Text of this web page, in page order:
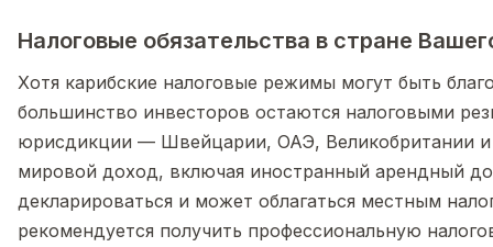
Налоговые обязательства в стране
Хотя карибские налоговые режимы могут быть
большинство инвесторов остаются налоговыми
юрисдикции — Швейцарии, ОАЭ, Великобритании и
мировой доход, включая иностранный арендный
декларироваться и может облагаться местным
рекомендуется получить профессиональную